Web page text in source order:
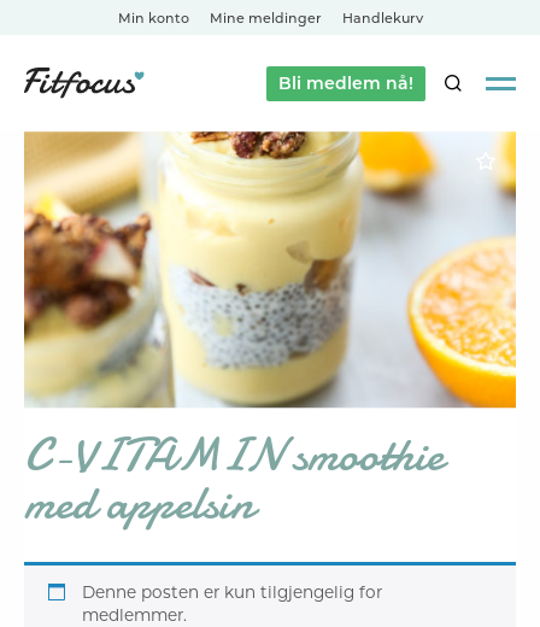
Min konto Mine meldinger Handlekurv
Bli medlem nå!SØK
C-VITAMIN smoothie
med appelsin
Denne posten er kun tilgjengelig for
medlemmer.